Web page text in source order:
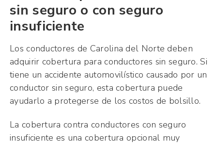
sin seguro o con seguro
insuficiente
Los conductores de Carolina del Norte deben
adquirir cobertura para conductores sin seguro. Si
tiene un accidente automovilístico causado por un
conductor sin seguro, esta cobertura puede
ayudarlo a protegerse de los costos de bolsillo.
La cobertura contra conductores con seguro
insuficiente es una cobertura opcional muy